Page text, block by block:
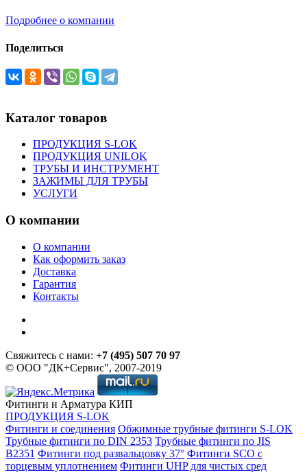
Подробнее о компании
Поделиться
Каталог товаров
ПРОДУКЦИЯ S-LOK
ПРОДУКЦИЯ UNILOK
ТРУБЫ И ИНСТРУМЕНТ
ЗАЖИМЫ ДЛЯ ТРУБЫ
УСЛУГИ
О компании
О компании
Как оформить заказ
Доставка
Гарантия
Контакты
Свяжитесь с нами: +7 (495) 507 70 97
© ООО "ДК+Сервис", 2007-2019
Фитинги и Арматура КИП
ПРОДУКЦИЯ S-LOK
Фитинги и соединения Обжимные трубные фитинги S-LOK
Трубные фитинги по DIN 2353 Трубные фитинги по JIS
B2351 Фитинги под развальцовку 37° Фитинги SCO с
торцевым уплотнением Фитинги UHP для чистых сред